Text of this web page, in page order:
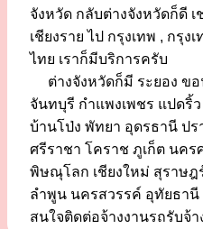
จังหวัด กลับต่างจังหวัดก็ดี เ
เชียงราย ไป กรุงเทพ , กรุง
ไทย เราก็มีบริการครับ
ต่างจังหวัดก็มี ระยอง ข
จันทบุรี กำแพงเพชร แปดริ้
บ้านโป่ง พัทยา อุดรธานี ป
ศรีราชา โคราช ภูเก็ต นคร
พิษณุโลก เชียงใหม่ สุราษฎ
ลำพูน นครสวรรค์ อุทัยธานี
สนใจติดต่อจ้างงานรถรับจ้า